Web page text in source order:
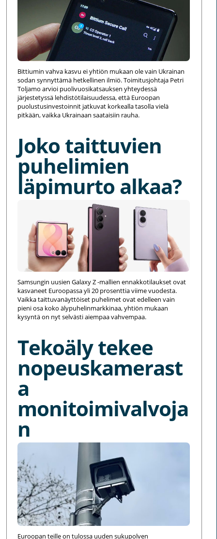
Bittiumin vahva kasvu ei yhtiön mukaan ole vain Ukrainan
sodan synnyttämä hetkellinen ilmiö. Toimitusjohtaja Petri
Toljamo arvioi puolivuosikatsauksen yhteydessä
järjestetyssä lehdistötilaisuudessa, että Euroopan
puolustusinvestoinnit jatkuvat korkealla tasolla vielä
pitkään, vaikka Ukrainaan saataisiin rauha.
Joko taittuvien
puhelimien
läpimurto alkaa?
Samsungin uusien Galaxy Z -mallien ennakkotilaukset ovat
kasvaneet Euroopassa yli 20 prosenttia viime vuodesta.
Vaikka taittuvanäyttöiset puhelimet ovat edelleen vain
pieni osa koko älypuhelinmarkkinaa, yhtiön mukaan
kysyntä on nyt selvästi aiempaa vahvempaa.
Tekoäly tekee
nopeuskamerast
a
monitoimivalvoja
n
Euroopan teille on tulossa uuden sukupolven